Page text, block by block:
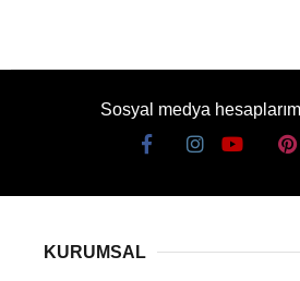
Sosyal medya
KURUMSAL